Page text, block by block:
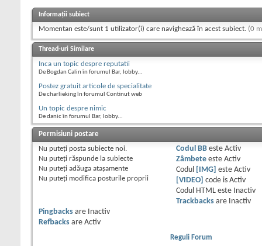
Informații subiect
Momentan este/sunt 1 utilizator(i) care navighează în acest subiect. (0
Thread-uri Similare
Inca un topic despre reputatii
De Bogdan Calin în forumul Bar, lobby...
Postez gratuit articole de specialitate
De charlieking în forumul Continut web
Un topic despre nimic
De danic în forumul Bar, lobby...
Permisiuni postare
Nu puteţi posta subiecte noi.
Nu puteţi răspunde la subiecte
Nu puteţi adăuga ataşamente
Nu puteţi modifica posturile proprii
Codul BBeste Activ
Zâmbeteeste Activ
Codul
[IMG] este Activ
[VIDEO] code is Activ
Codul HTML este
Inactiv
Trackbacksare
Inactiv
Pingbacks are
Inactiv
Refbacks are Activ
Reguli Forum